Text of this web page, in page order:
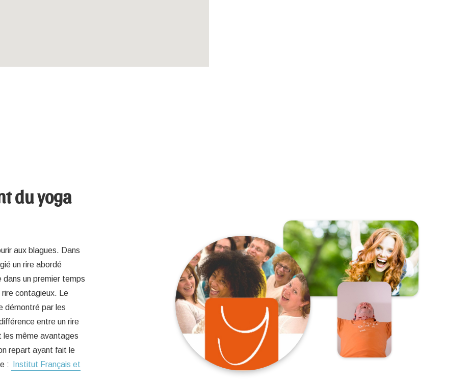
du yoga
aux blagues. Dans
un rire abordé
dans un premier temps
contagieux. Le
démontré par les
entre un rire
les même avantages
repart ayant fait le
:
Institut Français et